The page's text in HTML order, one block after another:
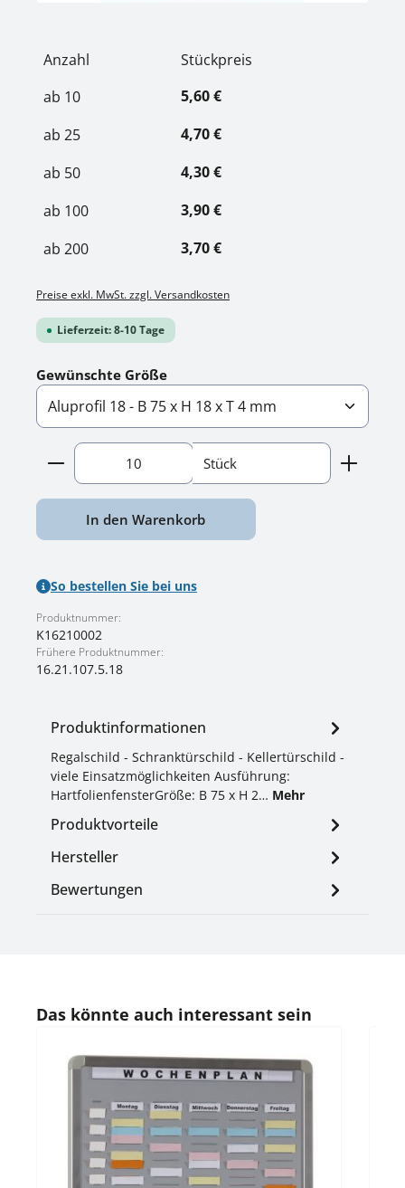
Anzahl
Stückpreis
ab 10
5,60 €
ab 25
4,70 €
ab 50
4,30 €
ab 100
3,90 €
ab 200 3,70 €
Preise exkl. MwSt. zzgl. Versandkosten
Lieferzeit: 8-10 Tage
Gewünschte Größeauswählen
Produkt Anzahl: Gib den gewünschten Wert
Stück
In den Warenkorb
So bestellen Sie bei uns
Produktnummer:
K16210002
Frühere Produktnummer:
16.21.107.5.18
Produktinformationen
Regalschild - Schranktürschild - Kellertürschild -
viele Einsatzmöglichkeiten Ausführung:
HartfolienfensterGröße: B 75 x H 2… Mehr
Produktvorteile
Hersteller
Bewertungen
Produktgalerie überspringen
Das könnte auch interessant sein